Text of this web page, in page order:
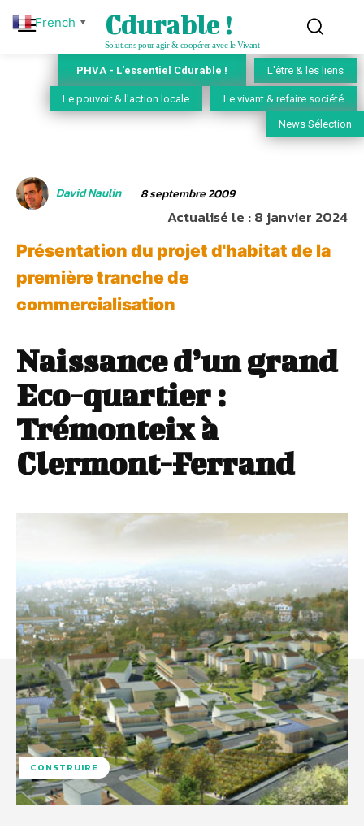
Cdurable !
Solutions pour agir & coopérer avec le Vivant
PHVA - L'essentiel Cdurable ! L'être & les liens
Le pouvoir & l'action locale Le vivant & refaire société
News Sélection
David Naulin 8 septembre 2009
Actualisé le :8 janvier 2024
Présentation du projet d'habitat de la
première tranche de
commercialisation
Naissance d’un grand
Eco-quartier :
Trémonteix à
Clermont-Ferrand
CONSTRUIRE
French ▼